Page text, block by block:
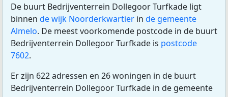
De buurt Bedrijventerrein Dollegoor Turfkade ligt
binnen de wijk Noorderkwartier in de gemeente
Almelo. De meest voorkomende postcode in de buurt
Bedrijventerrein Dollegoor Turfkade is postcode
7602.
Er zijn 622 adressen en 26 woningen in de buurt
Bedrijventerrein Dollegoor Turfkade in de gemeente